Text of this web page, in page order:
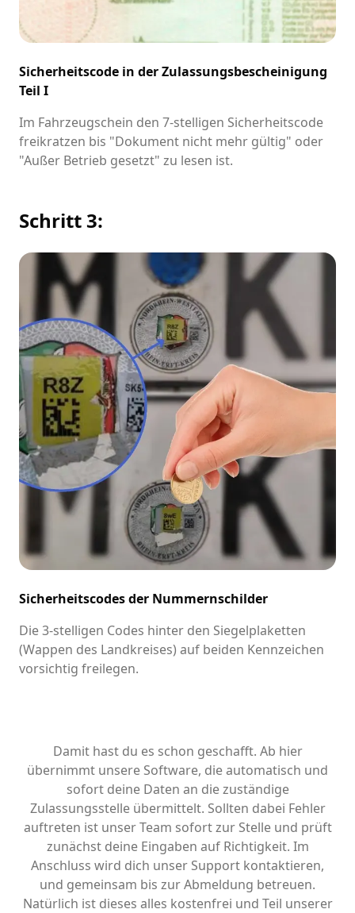
Sicherheitscode in der Zulassungsbescheinigung
Teil I
Im Fahrzeugschein den 7-stelligen Sicherheitscode
freikratzen bis "Dokument nicht mehr gültig" oder
"Außer Betrieb gesetzt" zu lesen ist.
Schritt 3:
Sicherheitscodes der Nummernschilder
Die 3-stelligen Codes hinter den Siegelplaketten
(Wappen des Landkreises) auf beiden Kennzeichen
vorsichtig freilegen.
Damit hast du es schon geschafft. Ab hier
übernimmt unsere Software, die automatisch und
sofort deine Daten an die zuständige
Zulassungsstelle übermittelt. Sollten dabei Fehler
auftreten ist unser Team sofort zur Stelle und prüft
zunächst deine Eingaben auf Richtigkeit. Im
Anschluss wird dich unser Support kontaktieren,
und gemeinsam bis zur Abmeldung betreuen.
Natürlich ist dieses alles kostenfrei und Teil unserer